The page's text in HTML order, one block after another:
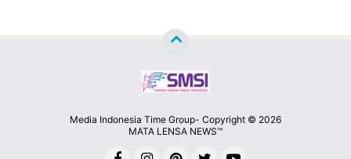
Media Indonesia Time Group- Copyright © 2026
MATA LENSA NEWS™
By